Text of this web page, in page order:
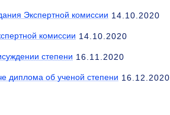
Экспертной комиссии 14.10.2020
комиссии 14.10.2020
степени 16.11.2020
диплома об ученой степени 16.12.2020